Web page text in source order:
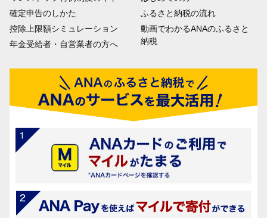
確定申告のしかた
控除上限額シミュレーション
年金受給者・自営業者の方へ
ふるさと納税の流れ
動画でわかるANAのふるさと
納税